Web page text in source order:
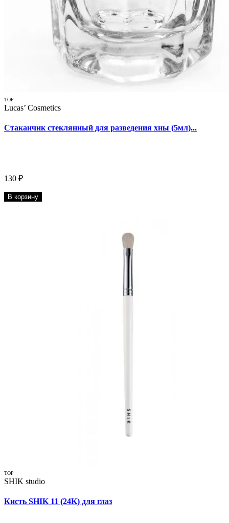
TOP
Lucas’ Cosmetics
Стаканчик стеклянный для разведения хны (5мл)...
130 ₽
В корзину
TOP
SHIK studio
Кисть SHIK 11 (24K) для глаз